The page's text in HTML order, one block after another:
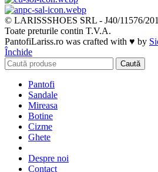
© LARISSSHOES SRL - J40/11576/
Toate preturile contin T.V.A.
PantofiLariss.ro was crafted with ♥ by
Închide
Caută
Pantofi
Sandale
Mireasa
Botine
Cizme
Ghete
Despre noi
Contact